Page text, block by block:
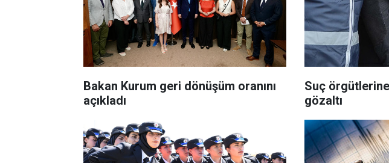
Bakan Kurum geri dönüşüm oranını
açıkladı
Suç
gözaltı